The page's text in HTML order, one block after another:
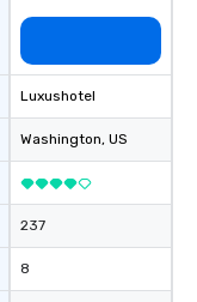
Luxushotel
Washington, US
237
8